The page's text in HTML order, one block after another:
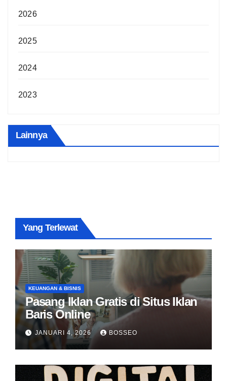
2026
2025
2024
2023
Lainnya
Yang Terlewat
KEUANGAN & BISNIS
Pasang Iklan Gratis di Situs Iklan
Baris Online
JANUARI 4, 2026 BOSSEO